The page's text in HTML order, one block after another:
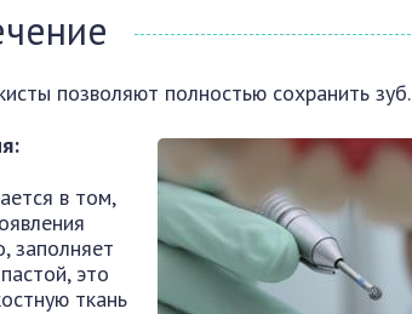
позволяют полностью сохранить зуб.
в том,
заполняет
это
ткань